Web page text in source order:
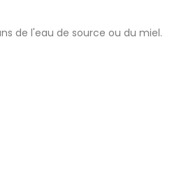
de l'eau de source ou du miel.